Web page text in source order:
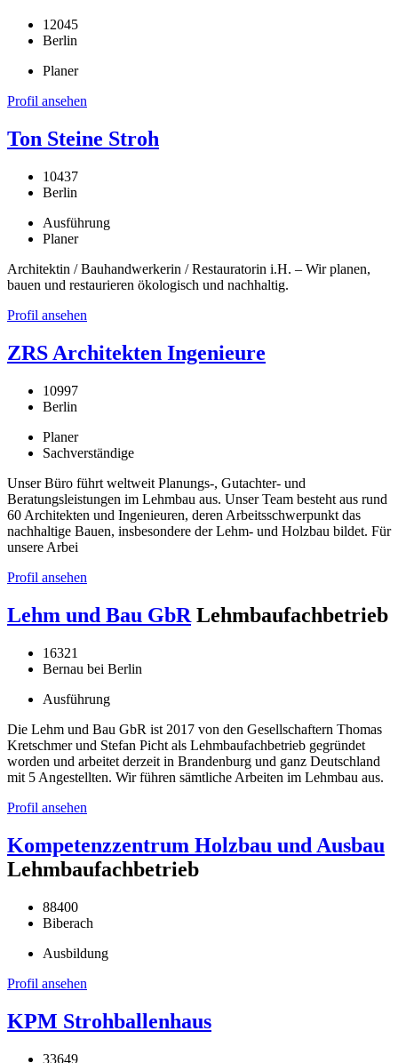
12045
Berlin
Planer
Profil ansehen
Ton Steine Stroh
10437
Berlin
Ausführung
Planer
Architektin / Bauhandwerkerin / Restauratorin i.H. – Wir planen,
bauen und restaurieren ökologisch und nachhaltig.
Profil ansehen
ZRS Architekten Ingenieure
10997
Berlin
Planer
Sachverständige
Unser Büro führt weltweit Planungs-, Gutachter- und
Beratungsleistungen im Lehmbau aus. Unser Team besteht aus rund
60 Architekten und Ingenieuren, deren Arbeitsschwerpunkt das
nachhaltige Bauen, insbesondere der Lehm- und Holzbau bildet. Für
unsere Arbei
Profil ansehen
Lehm und Bau GbR Lehmbaufachbetrieb
16321
Bernau bei Berlin
Ausführung
Die Lehm und Bau GbR ist 2017 von den Gesellschaftern Thomas
Kretschmer und Stefan Picht als Lehmbaufachbetrieb gegründet
worden und arbeitet derzeit in Brandenburg und ganz Deutschland
mit 5 Angestellten. Wir führen sämtliche Arbeiten im Lehmbau aus.
Profil ansehen
Kompetenzzentrum Holzbau und Ausbau
Lehmbaufachbetrieb
88400
Biberach
Ausbildung
Profil ansehen
KPM Strohballenhaus
33649